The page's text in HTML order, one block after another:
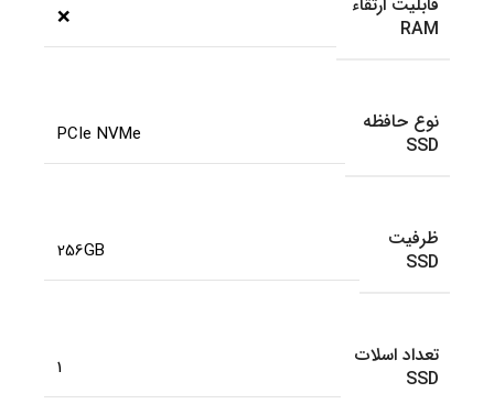
RAM
❌
نوع حافظه
SSD
PCIe NVMe
ظرفیت
SSD
256GB
تعداد اسلات
SSD
1